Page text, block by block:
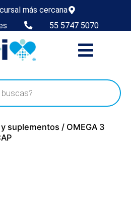
más cercana
55 5747 5070
suplementos / OMEGA 3